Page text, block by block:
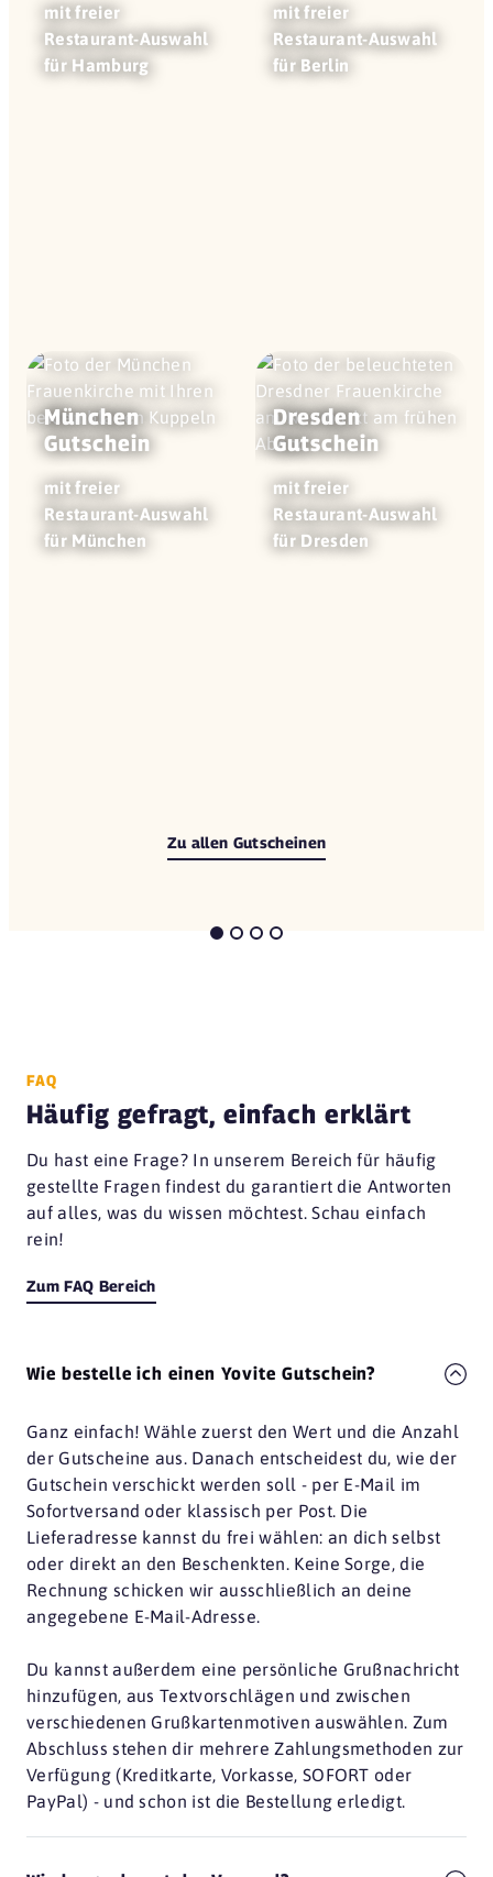
mit freier
Restaurant-Auswahl
für Hamburg
mit freier
Restaurant-Auswahl
für Berlin
München
Gutschein
mit freier
Restaurant-Auswahl
für München
Dresden
Gutschein
mit freier
Restaurant-Auswahl
für Dresden
Zu allen Gutscheinen
FAQ
Häufig gefragt, einfach erklärt
Du hast eine Frage? In unserem Bereich für häufig
gestellte Fragen findest du garantiert die Antworten
auf alles, was du wissen möchtest. Schau einfach
rein!
Zum FAQ Bereich
Wie bestelle ich einen Yovite Gutschein?
Ganz einfach! Wähle zuerst den Wert und die Anzahl
der Gutscheine aus. Danach entscheidest du, wie der
Gutschein verschickt werden soll - per E-Mail im
Sofortversand oder klassisch per Post. Die
Lieferadresse kannst du frei wählen: an dich selbst
oder direkt an den Beschenkten. Keine Sorge, die
Rechnung schicken wir ausschließlich an deine
angegebene E-Mail-Adresse.
Du kannst außerdem eine persönliche Grußnachricht
hinzufügen, aus Textvorschlägen und zwischen
verschiedenen Grußkartenmotiven auswählen. Zum
Abschluss stehen dir mehrere Zahlungsmethoden zur
Verfügung (Kreditkarte, Vorkasse, SOFORT oder
PayPal) - und schon ist die Bestellung erledigt.